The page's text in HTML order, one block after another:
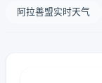
阿拉善盟实时天气